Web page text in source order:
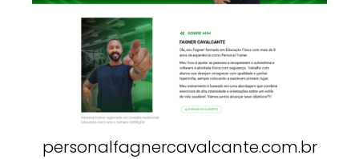
personalfagnercavalcante.com.br